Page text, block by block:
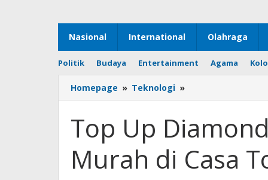
Nasional International Olahraga
Politik Budaya Entertainment Agama
Homepage » Teknologi »
Up
Mobile
Legends
Murah
di
Top Up
Murah di Casa